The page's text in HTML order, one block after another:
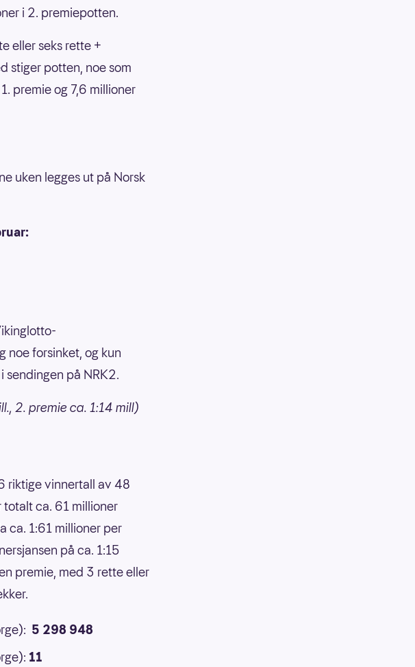
i 2. premiepotten.
eller seks rette +
stiger potten, noe som
premie og 7,6 millioner
uken legges ut på Norsk
noe forsinket, og kun
på NRK2.
2. premie ca. 1:14 mill)
riktige vinnertall av 48
totalt ca. 61 millioner
ca. 1:61 millioner per
på ca. 1:15
premie, med 3 rette eller
5 298 948
11